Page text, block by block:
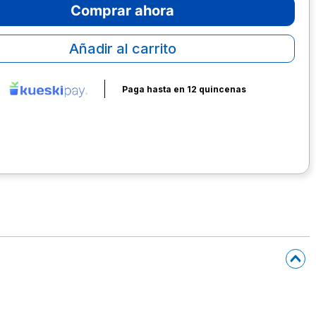
Comprar ahora
Añadir al carrito
Paga hasta en 12 quincenas